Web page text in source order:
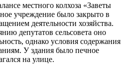
местного колхоза «Заветы
учреждение было закрыто в
деятельности хозяйства.
депутатов сельсовета оно
однако условия содержания
У здания было печное
на улице.